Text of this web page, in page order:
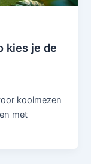
kies je de
koolmezen
met